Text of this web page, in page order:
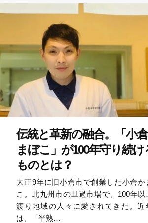
伝統と革新の融合。「小
まぼこ」が100年守り続け
ものとは？
大正9年に旧小倉市で創業した小倉か
こ。北九州市の旦過市場で、100年以
渡り地域の人々に愛されてきた。近
は、「半熟…